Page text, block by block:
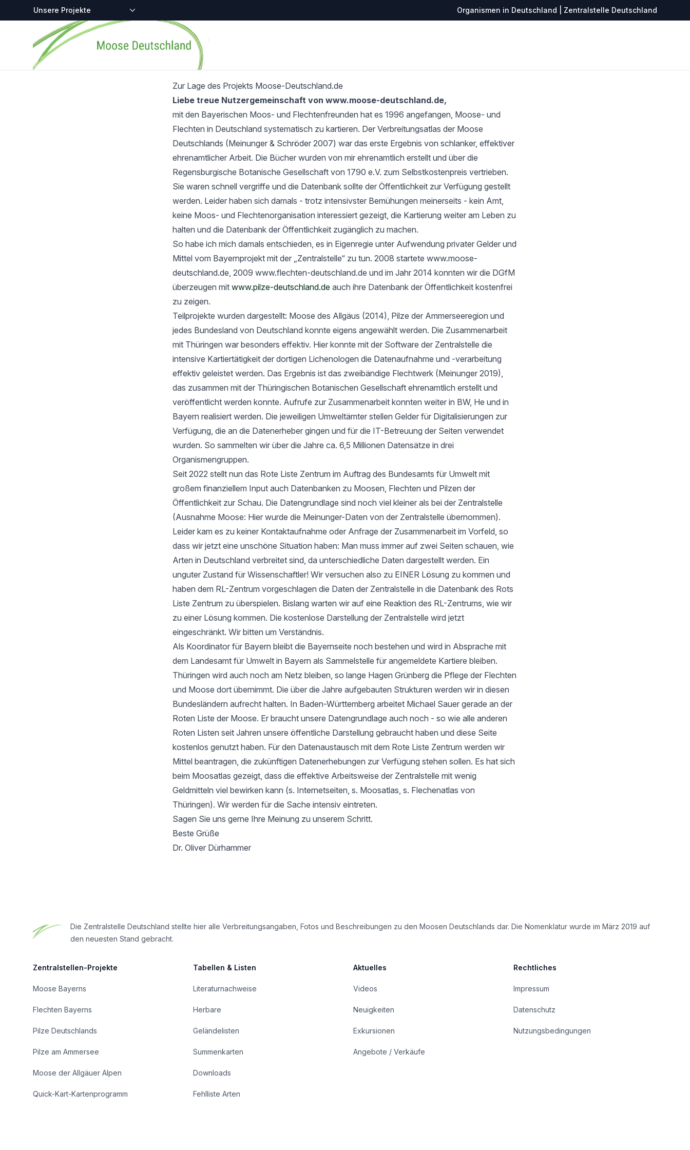
Zentralstellen-Projekte Organismen in Deutschland | Zentralstelle Deutschland
Startseite
Zur Lage des Projekts Moose-Deutschland.de
Liebe treue Nutzergemeinschaft von www.moose-deutschland.de,
mit den Bayerischen Moos- und Flechtenfreunden hat es 1996 angefangen, Moose- und
Flechten in Deutschland systematisch zu kartieren. Der Verbreitungsatlas der Moose
Deutschlands (Meinunger & Schröder 2007) war das erste Ergebnis von schlanker, effektiver
ehrenamtlicher Arbeit. Die Bücher wurden von mir ehrenamtlich erstellt und über die
Regensburgische Botanische Gesellschaft von 1790 e.V. zum Selbstkostenpreis vertrieben.
Sie waren schnell vergriffe und die Datenbank sollte der Öffentlichkeit zur Verfügung gestellt
werden. Leider haben sich damals - trotz intensivster Bemühungen meinerseits - kein Amt,
keine Moos- und Flechtenorganisation interessiert gezeigt, die Kartierung weiter am Leben zu
halten und die Datenbank der Öffentlichkeit zugänglich zu machen.
So habe ich mich damals entschieden, es in Eigenregie unter Aufwendung privater Gelder und
Mittel vom Bayernprojekt mit der „Zentralstelle“ zu tun. 2008 startete www.moose-
deutschland.de, 2009 www.flechten-deutschland.de und im Jahr 2014 konnten wir die DGfM
überzeugen mit www.pilze-deutschland.de auch ihre Datenbank der Öffentlichkeit kostenfrei
zu zeigen.
Teilprojekte wurden dargestellt: Moose des Allgäus (2014), Pilze der Ammerseeregion und
jedes Bundesland von Deutschland konnte eigens angewählt werden. Die Zusammenarbeit
mit Thüringen war besonders effektiv. Hier konnte mit der Software der Zentralstelle die
intensive Kartiertätigkeit der dortigen Lichenologen die Datenaufnahme und -verarbeitung
effektiv geleistet werden. Das Ergebnis ist das zweibändige Flechtwerk (Meinunger 2019),
das zusammen mit der Thüringischen Botanischen Gesellschaft ehrenamtlich erstellt und
veröffentlicht werden konnte. Aufrufe zur Zusammenarbeit konnten weiter in BW, He und in
Bayern realisiert werden. Die jeweiligen Umweltämter stellen Gelder für Digitalisierungen zur
Verfügung, die an die Datenerheber gingen und für die IT-Betreuung der Seiten verwendet
wurden. So sammelten wir über die Jahre ca. 6,5 Millionen Datensätze in drei
Organismengruppen.
Seit 2022 stellt nun das Rote Liste Zentrum im Auftrag des Bundesamts für Umwelt mit
großem finanziellem Input auch Datenbanken zu Moosen, Flechten und Pilzen der
Öffentlichkeit zur Schau. Die Datengrundlage sind noch viel kleiner als bei der Zentralstelle
(Ausnahme Moose: Hier wurde die Meinunger-Daten von der Zentralstelle übernommen).
Leider kam es zu keiner Kontaktaufnahme oder Anfrage der Zusammenarbeit im Vorfeld, so
dass wir jetzt eine unschöne Situation haben: Man muss immer auf zwei Seiten schauen, wie
Arten in Deutschland verbreitet sind, da unterschiedliche Daten dargestellt werden. Ein
unguter Zustand für Wissenschaftler! Wir versuchen also zu EINER Lösung zu kommen und
haben dem RL-Zentrum vorgeschlagen die Daten der Zentralstelle in die Datenbank des Rots
Liste Zentrum zu überspielen. Bislang warten wir auf eine Reaktion des RL-Zentrums, wie wir
zu einer Lösung kommen. Die kostenlose Darstellung der Zentralstelle wird jetzt
eingeschränkt. Wir bitten um Verständnis.
Als Koordinator für Bayern bleibt die Bayernseite noch bestehen und wird in Absprache mit
dem Landesamt für Umwelt in Bayern als Sammelstelle für angemeldete Kartiere bleiben.
Thüringen wird auch noch am Netz bleiben, so lange Hagen Grünberg die Pflege der Flechten
und Moose dort übernimmt. Die über die Jahre aufgebauten Strukturen werden wir in diesen
Bundesländern aufrecht halten. In Baden-Württemberg arbeitet Michael Sauer gerade an der
Roten Liste der Moose. Er braucht unsere Datengrundlage auch noch - so wie alle anderen
Roten Listen seit Jahren unsere öffentliche Darstellung gebraucht haben und diese Seite
kostenlos genutzt haben. Für den Datenaustausch mit dem Rote Liste Zentrum werden wir
Mittel beantragen, die zukünftigen Datenerhebungen zur Verfügung stehen sollen. Es hat sich
beim Moosatlas gezeigt, dass die effektive Arbeitsweise der Zentralstelle mit wenig
Geldmitteln viel bewirken kann (s. Internetseiten, s. Moosatlas, s. Flechenatlas von
Thüringen). Wir werden für die Sache intensiv eintreten.
Sagen Sie uns gerne Ihre Meinung zu unserem Schritt.
Beste Grüße
Dr. Oliver Dürhammer
Die Zentralstelle Deutschland stellte hier alle Verbreitungsangaben, Fotos und Beschreibungen zu den Moosen Deutschlands dar. Die Nomenklatur wurde im März 2019 auf
den neuesten Stand gebracht.
Zentralstellen-Projekte
Moose Bayerns
Flechten Bayerns
Pilze Deutschlands
Pilze am Ammersee
Moose der Allgäuer Alpen
Quick-Kart-Kartenprogramm
Tabellen & Listen
Literaturnachweise
Herbare
Geländelisten
Summenkarten
Downloads
Fehlliste Arten
Aktuelles
Videos
Neuigkeiten
Exkursionen
Angebote / Verkäufe
Rechtliches
Impressum
Datenschutz
Nutzungsbedingungen